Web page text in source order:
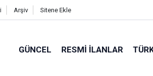
Arşiv Sitene Ekle
GÜNCEL RESMI İLANLAR